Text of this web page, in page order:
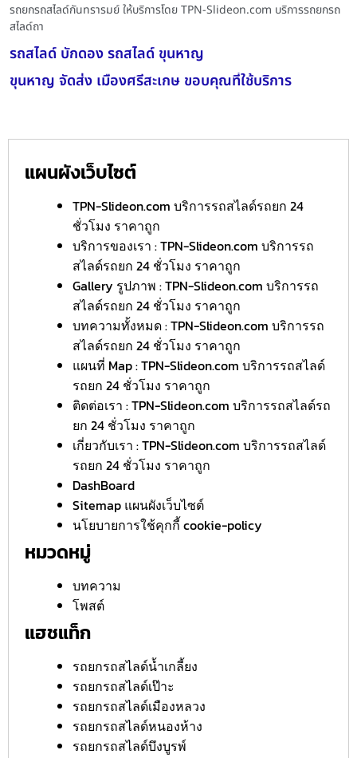
รถยกรถสไลด์กันทรารมย์ ให้บริการโดย TPN-Slideon.com บริการรถยกรถ
สไลด์ถา
รถสไลด์ บักดอง รถสไลด์ ขุนหาญ
ขุนหาญ จัดส่ง เมืองศรีสะเกษ ขอบคุณที่ใช้บริการ
แผนผังเว็บไซต์
TPN-Slideon.com บริการรถสไลด์รถยก 24
ชั่วโมง ราคาถูก
บริการของเรา : TPN-Slideon.com บริการรถ
สไลด์รถยก 24 ชั่วโมง ราคาถูก
Gallery รูปภาพ : TPN-Slideon.com บริการรถ
สไลด์รถยก 24 ชั่วโมง ราคาถูก
บทความทั้งหมด : TPN-Slideon.com บริการรถ
สไลด์รถยก 24 ชั่วโมง ราคาถูก
แผนที่ Map : TPN-Slideon.com บริการรถสไลด์
รถยก 24 ชั่วโมง ราคาถูก
ติดต่อเรา : TPN-Slideon.com บริการรถสไลด์รถ
ยก 24 ชั่วโมง ราคาถูก
เกี่ยวกับเรา : TPN-Slideon.com บริการรถสไลด์
รถยก 24 ชั่วโมง ราคาถูก
DashBoard
Sitemap แผนผังเว็บไซต์
นโยบายการใช้คุกกี้ cookie-policy
หมวดหมู่
บทความ
โพสต์
แฮชแท็ก
รถยกรถสไลด์น้ำเกลี้ยง
รถยกรถสไลด์เป๊าะ
รถยกรถสไลด์เมืองหลวง
รถยกรถสไลด์หนองห้าง
รถยกรถสไลด์บึงบูรพ์